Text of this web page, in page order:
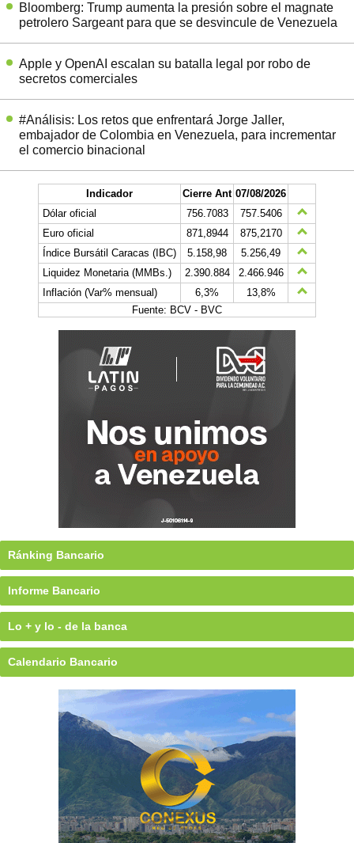
Bloomberg: Trump aumenta la presión sobre el magnate
petrolero Sargeant para que se desvincule de Venezuela
Apple y OpenAI escalan su batalla legal por robo de
secretos comerciales
#Análisis: Los retos que enfrentará Jorge Jaller,
embajador de Colombia en Venezuela, para incrementar
el comercio binacional
Indicador Cierre Ant 07/08/2026
Dólar oficial
756.7083
757.5406
Euro oficial
871,8944
875,2170
Índice Bursátil Caracas (IBC)
5.158,98
5.256,49
Liquidez Monetaria (MMBs.)
2.390.884
2.466.946
Inflación (Var% mensual)
6,3%
13,8%
Fuente: BCV - BVC
Ránking Bancario
Informe Bancario
Lo + y lo - de la banca
Calendario Bancario